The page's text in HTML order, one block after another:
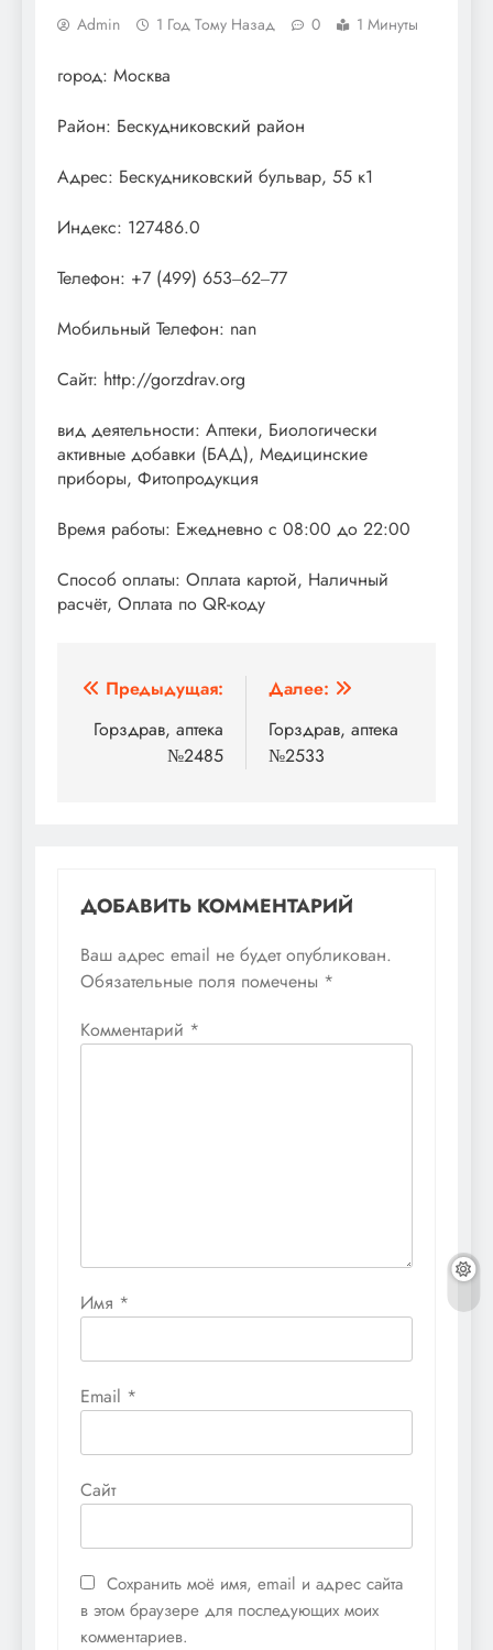
Admin 1 Год Тому Назад 0 1 Минуты
город: Москва
Район: Бескудниковский район
Адрес: Бескудниковский бульвар, 55 к1
Индекс: 127486.0
Телефон: +7 (499) 653‒62‒77
Мобильный Телефон: nan
Сайт: http://gorzdrav.org
вид деятельности: Аптеки, Биологически
активные добавки (БАД), Медицинские
приборы, Фитопродукция
Время работы: Ежедневно с 08:00 до 22:00
Способ оплаты: Оплата картой, Наличный
расчёт, Оплата по QR-коду
Навигация
по
записям
Предыдущая:
Горздрав, аптека
№2485
Далее:
Горздрав, аптека
№2533
ДОБАВИТЬ КОММЕНТАРИЙ
Ваш адрес email не будет опубликован.
Обязательные поля помечены *
Комментарий *
Имя *
Email *
Сайт
Сохранить моё имя, email и адрес сайта
в этом браузере для последующих моих
комментариев.